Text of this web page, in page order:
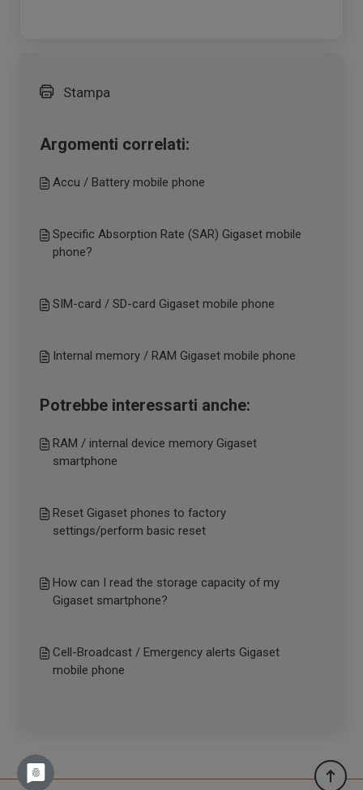
Stampa
Argomenti correlati:
Accu / Battery mobile phone
Specific Absorption Rate (SAR) Gigaset mobile
phone?
SIM-card / SD-card Gigaset mobile phone
Internal memory / RAM Gigaset mobile phone
Potrebbe interessarti anche:
RAM / internal device memory Gigaset
smartphone
Reset Gigaset phones to factory
settings/perform basic reset
How can I read the storage capacity of my
Gigaset smartphone?
Cell-Broadcast / Emergency alerts Gigaset
mobile phone